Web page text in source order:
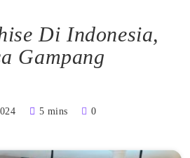
Di Indonesia,
Gampang
5 mins 0